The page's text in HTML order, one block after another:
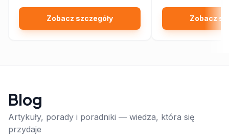
Zobacz szczegóły Zobacz
Blog
Artykuły, porady i poradniki — wiedza, która się
przydaje